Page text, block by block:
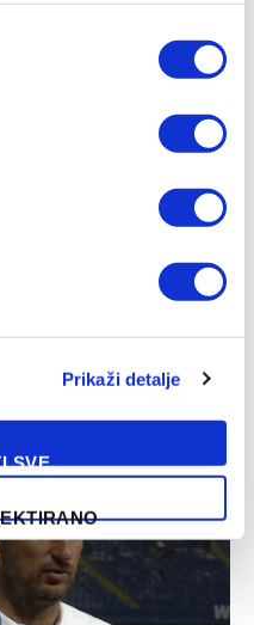
Prikaži detalje
SVE
– BSK 2:1